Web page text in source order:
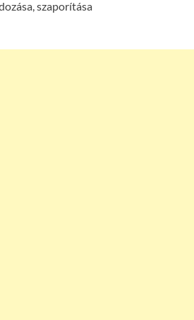
szaporítása